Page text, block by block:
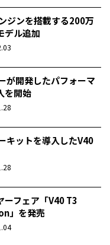
ジンを搭載する200万
デル追加
が開発したパフォーマ
を開始
キットを導入したV40
フェア「V40 T3
」を発売